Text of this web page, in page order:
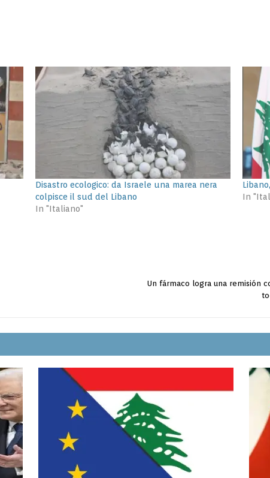
Disastro ecologico: da Israele una marea nera
colpisce il sud del Libano
In "Italiano"
In
Un fármaco logra una remisión